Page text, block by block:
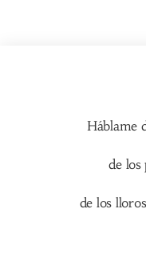
Háblame
de los
de los